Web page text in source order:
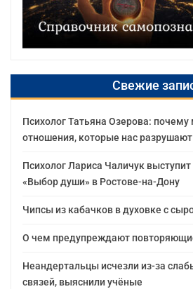
Свежие
Психолог Татьяна Озерова:
отношения, которые нас разрушают
Психолог Лариса Чаличук
«Выбор души» в Ростове-на-Дону
Чипсы из кабачков в духовке с
О чем предупреждают
Неандертальцы исчезли из-за
связей, выяснили учёные